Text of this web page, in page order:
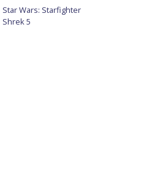
Star Wars: Starfighter
Shrek 5